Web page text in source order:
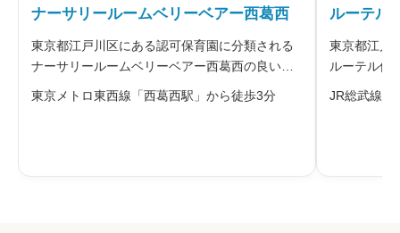
※本名や誤解される名前の使用はご遠慮ください。
ナーサリールームベリーベアー西葛西
東京都江戸川区にある認可保育園に分類される
ナーサリールームベリーベアー西葛西の良いク
チコミ・悪いクチコミを合わせて評判をご紹介
します。
東京メトロ東西線「西葛西駅」から徒歩3分
ルーテル
東京都江戸
ルーテル保
を合わせ
JR総武線「